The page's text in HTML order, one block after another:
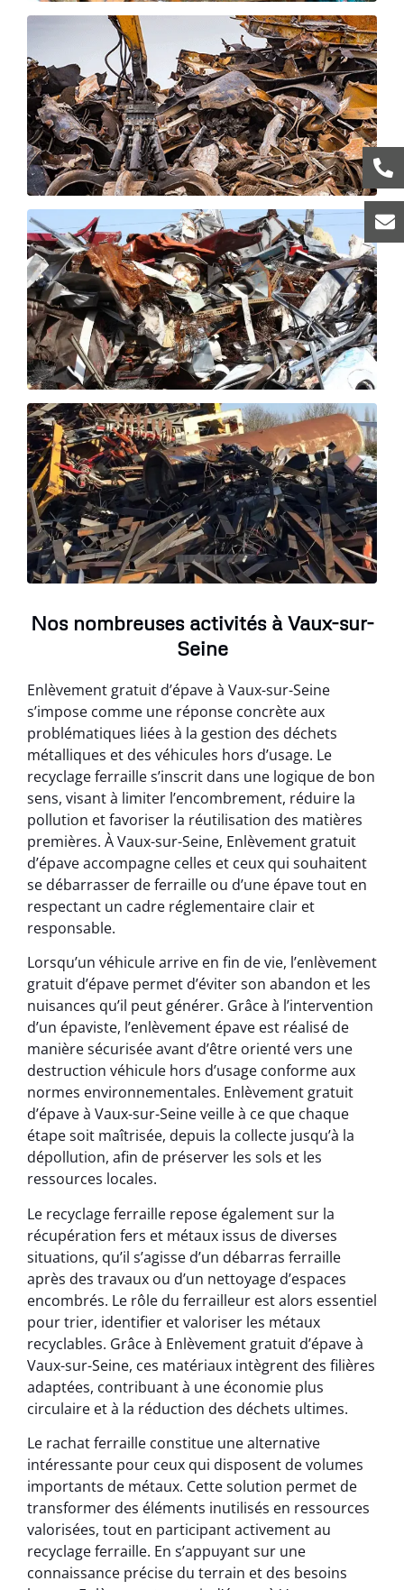
Nos nombreuses activités à Vaux-sur-
Seine
Enlèvement gratuit d’épave à Vaux-sur-Seine
s’impose comme une réponse concrète aux
problématiques liées à la gestion des déchets
métalliques et des véhicules hors d’usage. Le
recyclage ferraille s’inscrit dans une logique de bon
sens, visant à limiter l’encombrement, réduire la
pollution et favoriser la réutilisation des matières
premières. À Vaux-sur-Seine, Enlèvement gratuit
d’épave accompagne celles et ceux qui souhaitent
se débarrasser de ferraille ou d’une épave tout en
respectant un cadre réglementaire clair et
responsable.
Lorsqu’un véhicule arrive en fin de vie, l’enlèvement
gratuit d’épave permet d’éviter son abandon et les
nuisances qu’il peut générer. Grâce à l’intervention
d’un épaviste, l’enlèvement épave est réalisé de
manière sécurisée avant d’être orienté vers une
destruction véhicule hors d’usage conforme aux
normes environnementales. Enlèvement gratuit
d’épave à Vaux-sur-Seine veille à ce que chaque
étape soit maîtrisée, depuis la collecte jusqu’à la
dépollution, afin de préserver les sols et les
ressources locales.
Le recyclage ferraille repose également sur la
récupération fers et métaux issus de diverses
situations, qu’il s’agisse d’un débarras ferraille
après des travaux ou d’un nettoyage d’espaces
encombrés. Le rôle du ferrailleur est alors essentiel
pour trier, identifier et valoriser les métaux
recyclables. Grâce à Enlèvement gratuit d’épave à
Vaux-sur-Seine, ces matériaux intègrent des filières
adaptées, contribuant à une économie plus
circulaire et à la réduction des déchets ultimes.
Le rachat ferraille constitue une alternative
intéressante pour ceux qui disposent de volumes
importants de métaux. Cette solution permet de
transformer des éléments inutilisés en ressources
valorisées, tout en participant activement au
recyclage ferraille. En s’appuyant sur une
connaissance précise du terrain et des besoins